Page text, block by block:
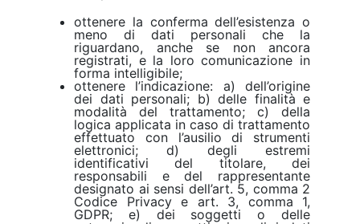
ottenere la conferma dell’esistenza o
meno di dati personali che la
riguardano, anche se non ancora
registrati, e la loro comunicazione in
forma intelligibile;
ottenere l’indicazione: a) dell’origine
dei dati personali; b) delle finalità e
modalità del trattamento; c) della
logica applicata in caso di trattamento
effettuato con l’ausilio di strumenti
elettronici; d) degli estremi
identificativi del titolare, dei
responsabili e del rappresentante
designato ai sensi dell’art. 5, comma 2
Codice Privacy e art. 3, comma 1,
GDPR; e) dei soggetti o delle